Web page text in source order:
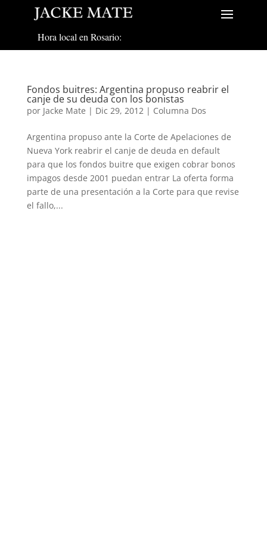
Hora local en Rosario:
Fondos buitres: Argentina propuso reabrir el
canje de su deuda con los bonistas
por Jacke Mate | Dic 29, 2012 | Columna Dos
Argentina propuso ante la Corte de Apelaciones de
Nueva York reabrir el canje de deuda en default
para que los fondos buitre que exigen cobrar bonos
impagos desde 2001 puedan entrar La oferta forma
parte de una presentación a la Corte para que revise
el fallo,...